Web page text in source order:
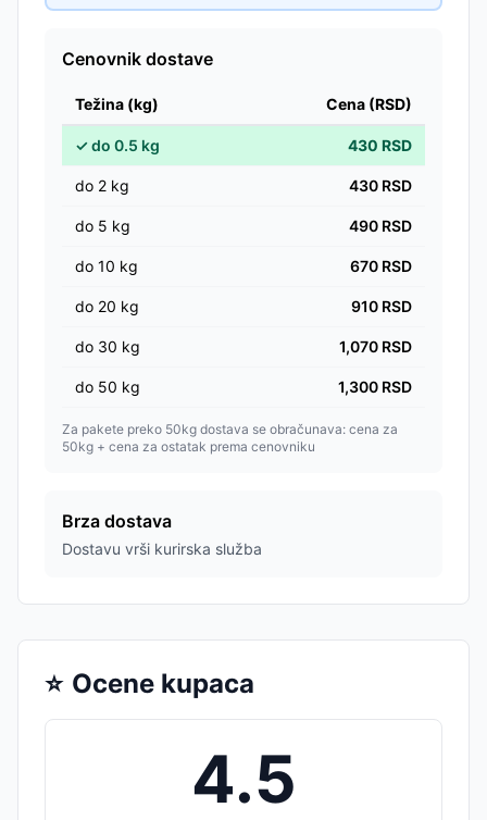
Cenovnik dostave
Težina (kg) Cena (RSD)
✓do 0.5 kg 430 RSD
do 2 kg 430 RSD
do 5 kg 490 RSD
do 10 kg 670 RSD
do 20 kg 910 RSD
do 30 kg 1,070 RSD
do 50 kg 1,300 RSD
Za pakete preko 50kg dostava se obračunava: cena za
50kg + cena za ostatak prema cenovniku
Brza dostava
Dostavu vrši kurirska služba
⭐ Ocene kupaca
4.5